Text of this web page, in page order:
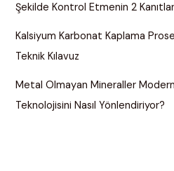
Şekilde Kontrol Etmenin 2
Kalsiyum Karbonat Kaplama
Teknik Kılavuz
Metal Olmayan Mineraller
Teknolojisini Nasıl Yönlendiriyor?